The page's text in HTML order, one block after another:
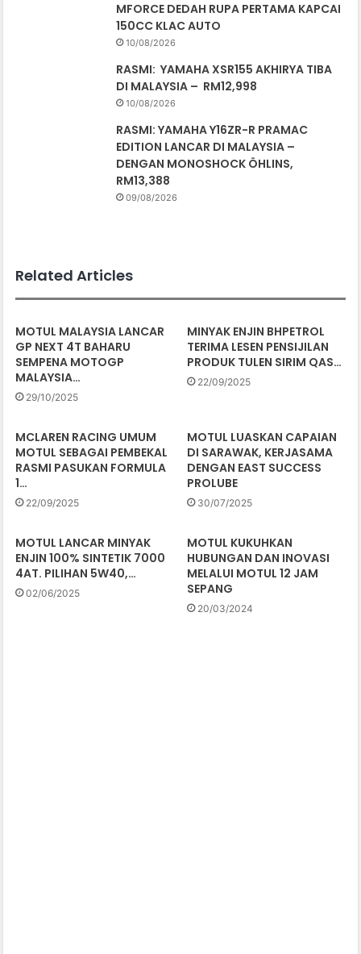
MFORCE DEDAH RUPA PERTAMA KAPCAI
150CC KLAC AUTO
10/08/2026
RASMI: YAMAHA XSR155 AKHIRYA TIBA
DI MALAYSIA – RM12,998
10/08/2026
RASMI: YAMAHA Y16ZR-R PRAMAC
EDITION LANCAR DI MALAYSIA –
DENGAN MONOSHOCK ÖHLINS,
RM13,388
09/08/2026
Related Articles
MOTUL MALAYSIA LANCAR
GP NEXT 4T BAHARU
SEMPENA MOTOGP
MALAYSIA…
29/10/2025
MINYAK ENJIN BHPETROL
TERIMA LESEN PENSIJILAN
PRODUK TULEN SIRIM QAS…
22/09/2025
MCLAREN RACING UMUM
MOTUL SEBAGAI PEMBEKAL
RASMI PASUKAN FORMULA
1…
22/09/2025
MOTUL LUASKAN CAPAIAN
DI SARAWAK, KERJASAMA
DENGAN EAST SUCCESS
PROLUBE
30/07/2025
MOTUL LANCAR MINYAK
ENJIN 100% SINTETIK 7000
4AT. PILIHAN 5W40,…
02/06/2025
MOTUL KUKUHKAN
HUBUNGAN DAN INOVASI
MELALUI MOTUL 12 JAM
SEPANG
20/03/2024